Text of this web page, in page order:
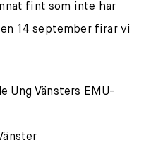
fint som inte har
14 september firar vi
Ung Vänsters EMU-